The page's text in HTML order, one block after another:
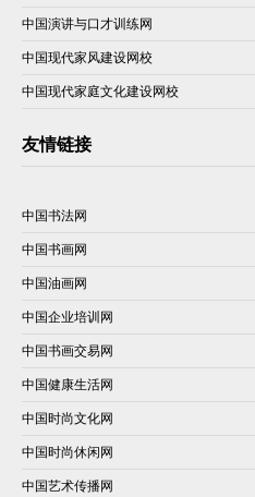
中国演讲与口才训练网
中国现代家风建设网校
中国现代家庭文化建设网校
友情链接
中国书法网
中国书画网
中国油画网
中国企业培训网
中国书画交易网
中国健康生活网
中国时尚文化网
中国时尚休闲网
中国艺术传播网